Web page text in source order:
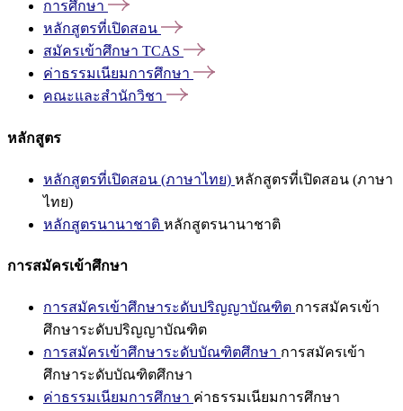
การศึกษา
หลักสูตรที่เปิดสอน
สมัครเข้าศึกษา TCAS
ค่าธรรมเนียมการศึกษา
คณะและสำนักวิชา
หลักสูตร
หลักสูตรที่เปิดสอน (ภาษาไทย) หลักสูตรที่เปิดสอน (ภาษา
ไทย)
หลักสูตรนานาชาติ หลักสูตรนานาชาติ
การสมัครเข้าศึกษา
การสมัครเข้าศึกษาระดับปริญญาบัณฑิต การสมัครเข้า
ศึกษาระดับปริญญาบัณฑิต
การสมัครเข้าศึกษาระดับบัณฑิตศึกษา การสมัครเข้า
ศึกษาระดับบัณฑิตศึกษา
ค่าธรรมเนียมการศึกษา ค่าธรรมเนียมการศึกษา